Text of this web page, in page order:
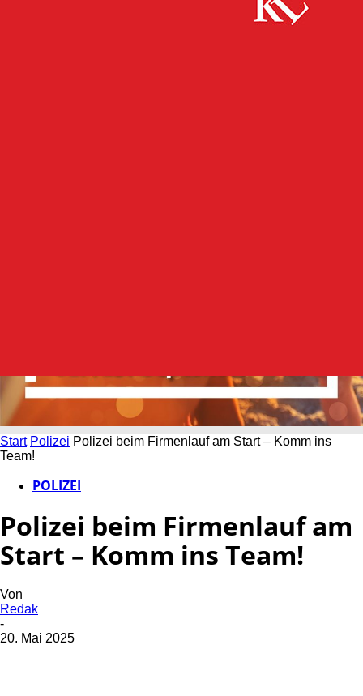
Start Polizei Polizei beim Firmenlauf am Start – Komm ins
Team!
POLIZEI
Polizei beim Firmenlauf am
Start – Komm ins Team!
Von
Redak
-
20. Mai 2025